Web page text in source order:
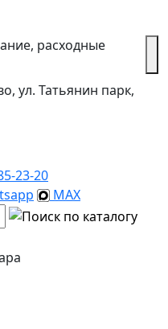
расходные
ул. Татьянин парк,
23-20
MAX